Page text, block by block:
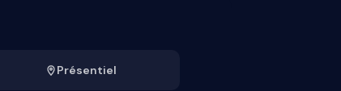
Présentiel